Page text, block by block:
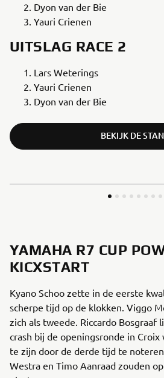
Dyon van der Bie
Yauri Crienen
UITSLAG RACE 2
Lars Weterings
Yauri Crienen
Dyon van der Bie
BEKIJK DE
YAMAHA R7 CUP
KICXSTART
Kyano Schoo zette in de eerste
scherpe tijd op de klokken. Viggo
zich als tweede. Riccardo Bosgraaf
crash bij de openingsronde in
te zijn door de derde tijd te
Westra en Timo Aanraad zouden